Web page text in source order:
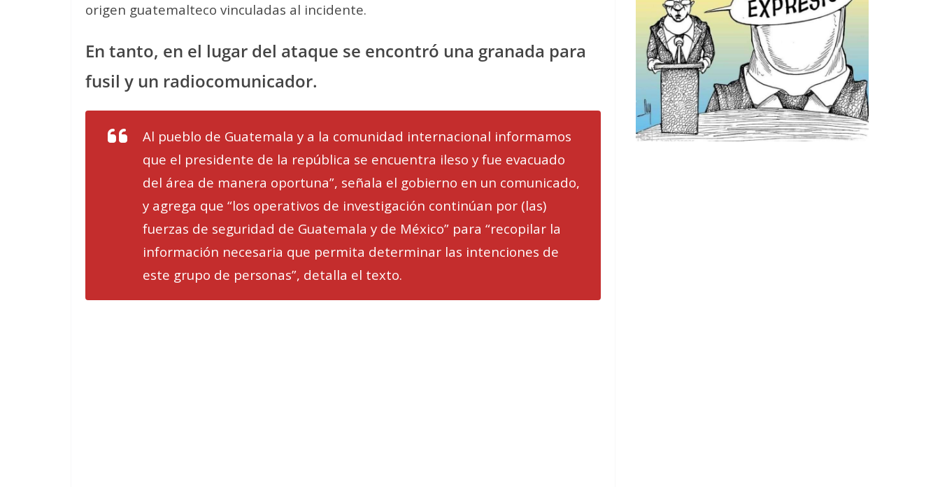
origen guatemalteco vinculadas al incidente.
En tanto, en el lugar del ataque se encontró una granada para
fusil y un radiocomunicador.
Al pueblo de Guatemala y a la comunidad internacional informamos
que el presidente de la república se encuentra ileso y fue evacuado
del área de manera oportuna”, señala el gobierno en un comunicado,
y agrega que “los operativos de investigación continúan por (las)
fuerzas de seguridad de Guatemala y de México” para “recopilar la
información necesaria que permita determinar las intenciones de
este grupo de personas”, detalla el texto.